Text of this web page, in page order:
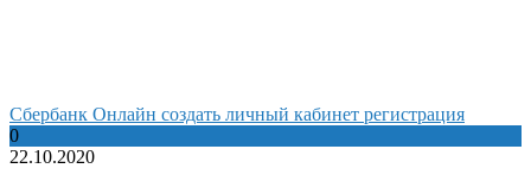
Сбербанк Онлайн создать личный кабинет регистрация
0
22.10.2020